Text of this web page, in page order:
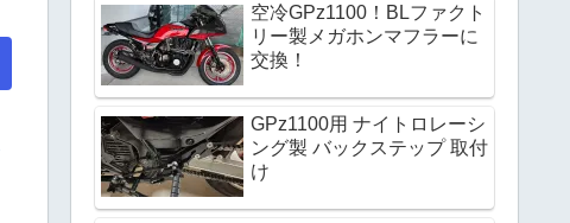
空冷GPz1100！BLファクト
リー製メガホンマフラーに
交換！
GPz1100用 ナイトロレーシ
ング製 バックステップ 取付
け